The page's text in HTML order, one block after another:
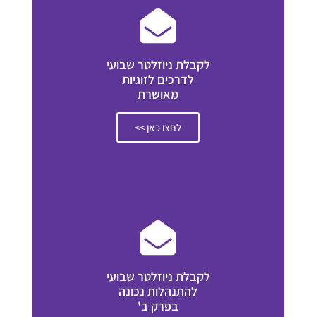
לקבלת ניוזלטר שבועי
לדרכים לזוגיות
מאושרת
לחצו כאן >>
לקבלת ניוזלטר שבועי
להתנהלות נכונה
בפרק ב'